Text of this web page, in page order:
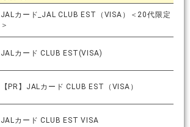
JALカード_JAL CLUB EST（VISA）＜20代限定
＞
JALカード CLUB EST(VISA)
【PR】JALカード CLUB EST（VISA）
JALカード CLUB EST VISA